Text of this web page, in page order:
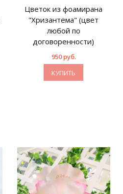
Цветок из фоамирана
"Хризантема" (цвет
любой по
договоренности)
950 руб.
КУПИТЬ